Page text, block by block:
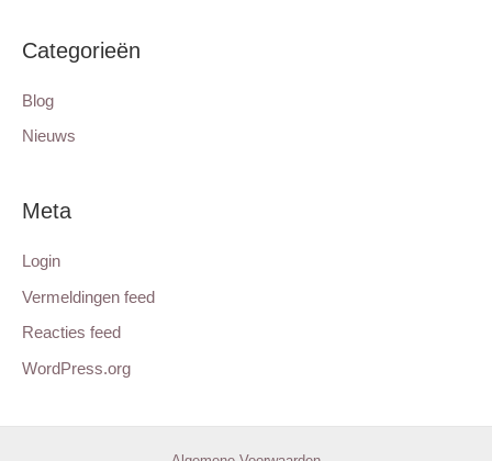
Categorieën
Blog
Nieuws
Meta
Login
Vermeldingen feed
Reacties feed
WordPress.org